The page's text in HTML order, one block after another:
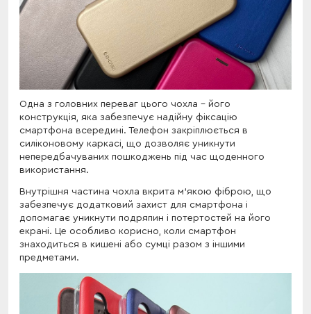
Одна з головних переваг цього чохла - його
конструкція, яка забезпечує надійну фіксацію
смартфона всередині. Телефон закріплюється в
силіконовому каркасі, що дозволяє уникнути
непередбачуваних пошкоджень під час щоденного
використання.
Внутрішня частина чохла вкрита м'якою фіброю, що
забезпечує додатковий захист для смартфона і
допомагає уникнути подряпин і потертостей на його
екрані. Це особливо корисно, коли смартфон
знаходиться в кишені або сумці разом з іншими
предметами.